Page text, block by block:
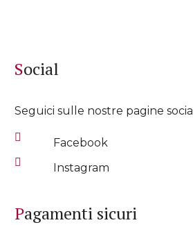
Social
Seguici sulle nostre pagine social
Facebook
Instagram
Pagamenti sicuri